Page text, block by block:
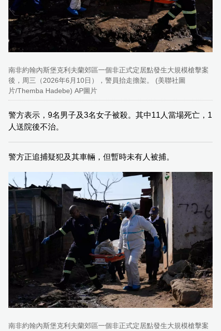
南非約翰內斯堡克利夫蘭郊區一個非正式定居點發生大規模槍擊案
後，周三（2026年6月10日），警員抬走擔架。 (美聯社圖
片/Themba Hadebe) AP圖片
警方表示，9名男子及3名女子被殺。其中11人當場死亡，1
人送院後不治。
警方正追捕疑犯及其車輛，但暫時未有人被捕。
南非約翰內斯堡克利夫蘭郊區一個非正式定居點發生大規模槍擊案